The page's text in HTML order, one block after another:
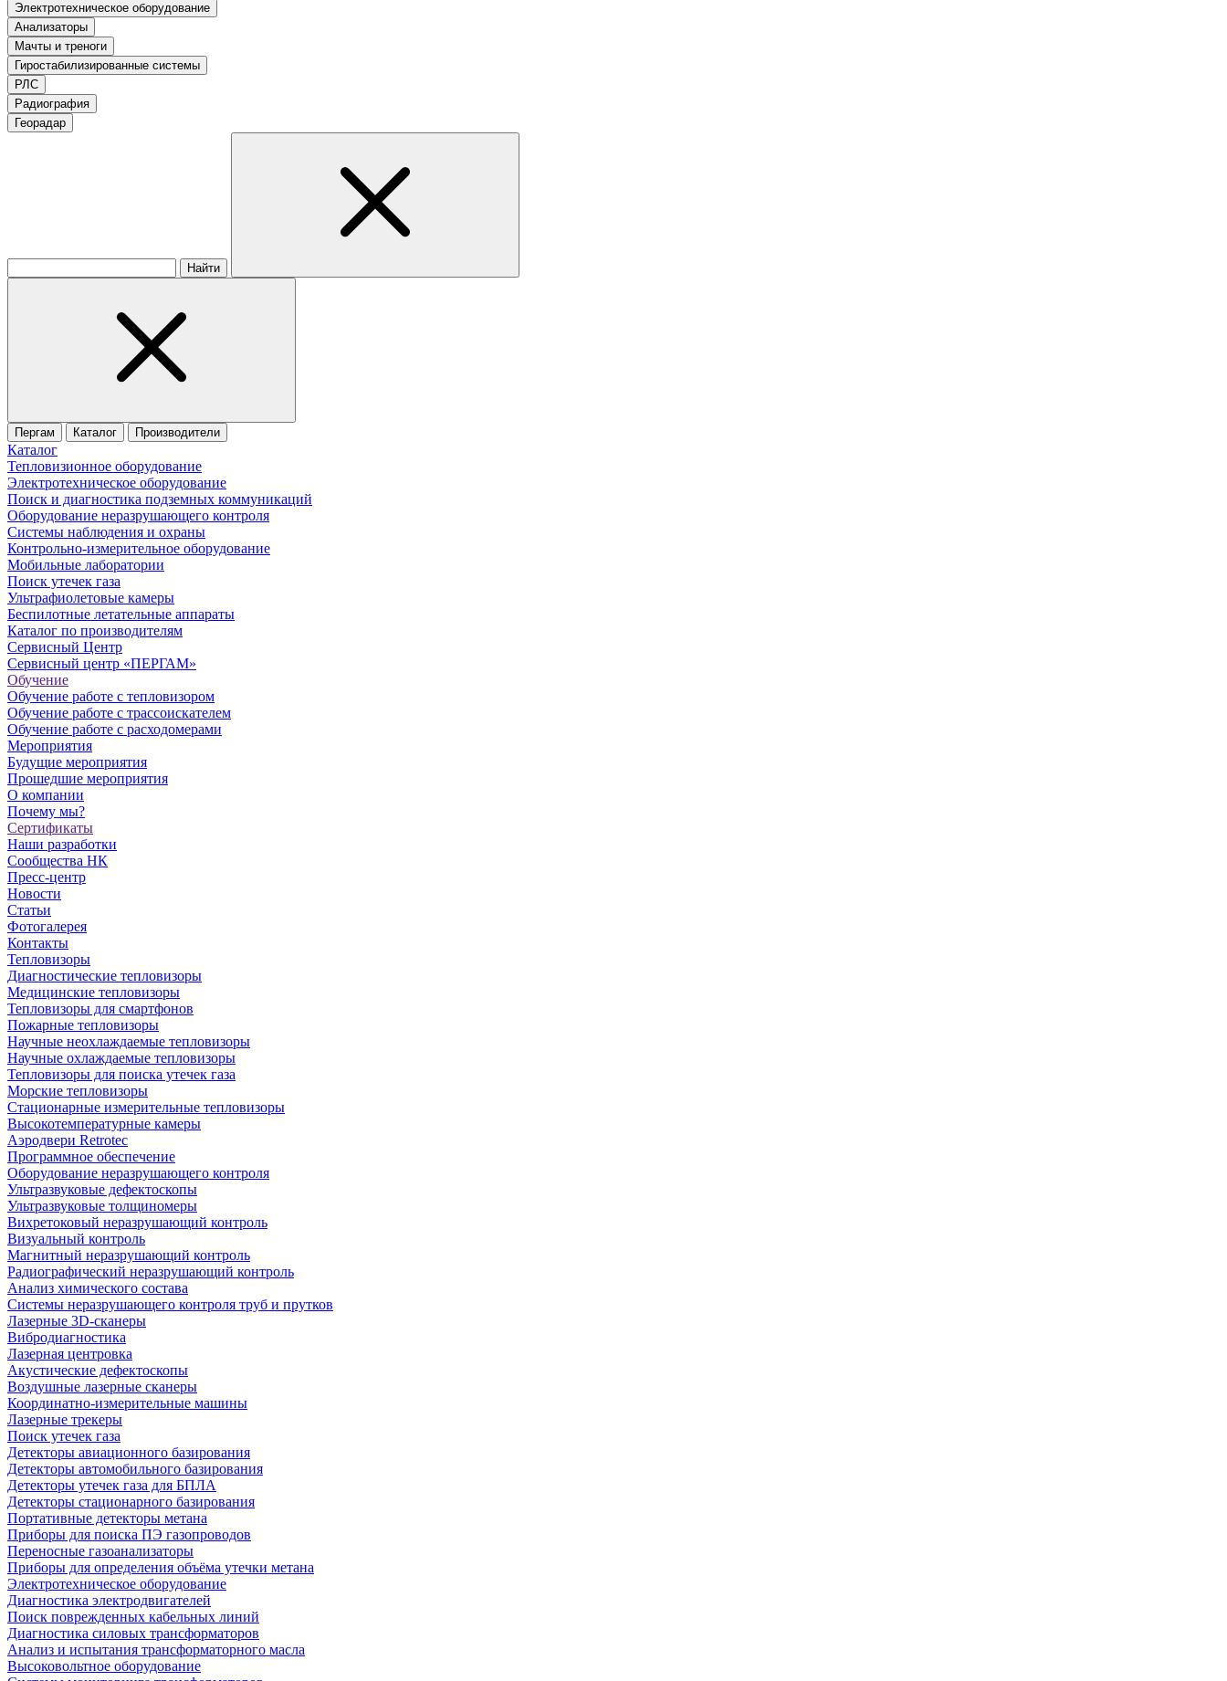
Электротехническое оборудование
Анализаторы
Мачты и треноги
Гиростабилизированные системы
РЛС
Радиография
Георадар
Найти
Пергам Каталог Производители
Каталог
Тепловизионное оборудование
Электротехническое оборудование
Поиск и диагностика подземных коммуникаций
Оборудование неразрушающего контроля
Системы наблюдения и охраны
Контрольно-измерительное оборудование
Мобильные лаборатории
Поиск утечек газа
Ультрафиолетовые камеры
Беспилотные летательные аппараты
Каталог по производителям
Сервисный Центр
Сервисный центр «ПЕРГАМ»
Обучение
Обучение работе с тепловизором
Обучение работе с трассоискателем
Обучение работе с расходомерами
Мероприятия
Будущие мероприятия
Прошедшие мероприятия
О компании
Почему мы?
Сертификаты
Наши разработки
Сообщества НК
Пресс-центр
Новости
Статьи
Фотогалерея
Контакты
Тепловизоры
Диагностические тепловизоры
Медицинские тепловизоры
Тепловизоры для смартфонов
Пожарные тепловизоры
Научные неохлаждаемые тепловизоры
Научные охлаждаемые тепловизоры
Тепловизоры для поиска утечек газа
Морские тепловизоры
Стационарные измерительные тепловизоры
Высокотемпературные камеры
Аэродвери Retrotec
Программное обеспечение
Оборудование неразрушающего контроля
Ультразвуковые дефектоскопы
Ультразвуковые толщиномеры
Вихретоковый неразрушающий контроль
Визуальный контроль
Магнитный неразрушающий контроль
Радиографический неразрушающий контроль
Анализ химического состава
Системы неразрушающего контроля труб и прутков
Лазерные 3D-сканеры
Вибродиагностика
Лазерная центровка
Акустические дефектоскопы
Воздушные лазерные сканеры
Координатно-измерительные машины
Лазерные трекеры
Поиск утечек газа
Детекторы авиационного базирования
Детекторы автомобильного базирования
Детекторы утечек газа для БПЛА
Детекторы стационарного базирования
Портативные детекторы метана
Приборы для поиска ПЭ газопроводов
Переносные газоанализаторы
Приборы для определения объёма утечки метана
Электротехническое оборудование
Диагностика электродвигателей
Поиск поврежденных кабельных линий
Диагностика силовых трансформаторов
Анализ и испытания трансформаторного масла
Высоковольтное оборудование